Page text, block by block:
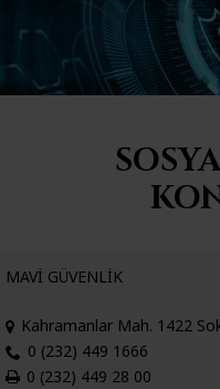
MAVI GÜVENLIK
Kahramanlar Mah. 1422
0 (232) 449 1666
0 (232) 449 28 00